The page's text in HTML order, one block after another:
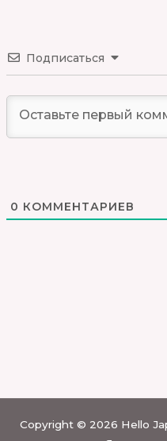
Подписаться
0 КОММЕНТАРИЕВ
Copyright © 2026 Hello